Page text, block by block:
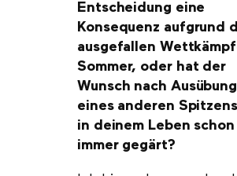
Entscheidung eine
Konsequenz aufgrund
ausgefallen
Sommer, oder hat der
Wunsch nach Ausübung
eines anderen
in deinem Leben schon
immer gegärt?